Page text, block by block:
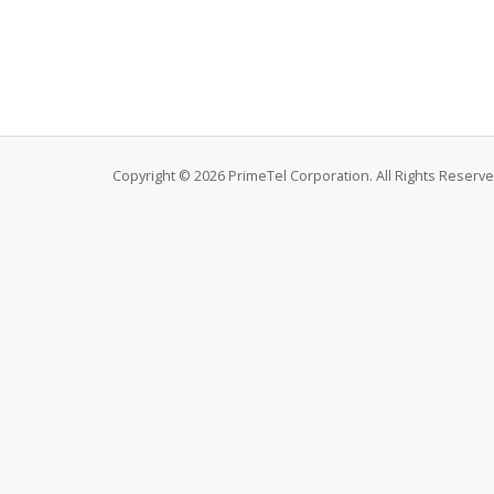
Copyright © 2026 PrimeTel Corporation. All Rights